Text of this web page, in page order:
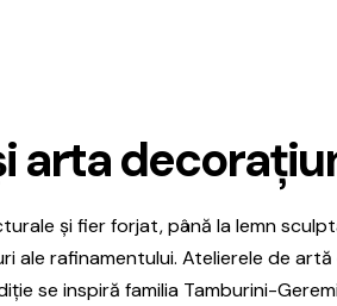
arta
și fier forjat, până la lemn
ale rafinamentului. Atelierele de
se inspiră familia Tamburini-